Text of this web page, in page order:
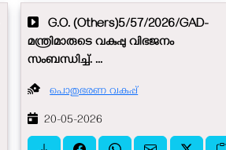
G.O. (Others)5/57/2026/GAD-
മന്ത്രിമാരുടെ വകുപ്പു വിഭജനം
സംബന്ധിച്ച്. ...
പൊതുഭരണ വകുപ്പ്
20-05-2026